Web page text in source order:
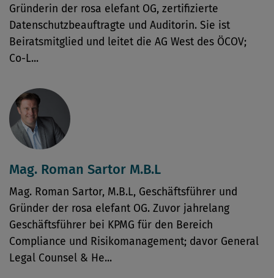
Gründerin der rosa elefant OG, zertifizierte
Datenschutzbeauftragte und Auditorin. Sie ist
Beiratsmitglied und leitet die AG West des ÖCOV;
Co-L...
Mag. Roman Sartor M.B.L
Mag. Roman Sartor, M.B.L, Geschäftsführer und
Gründer der rosa elefant OG. Zuvor jahrelang
Geschäftsführer bei KPMG für den Bereich
Compliance und Risikomanagement; davor General
Legal Counsel & He...